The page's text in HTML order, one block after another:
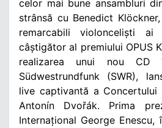
celor mai bune ansambluri
strânsă cu Benedict
remarcabili violonceliști
câștigător al premiului OPUS
realizarea unui nou CD
Südwestrundfunk (SWR),
live captivantă a
Antonín Dvořák. Prima
Internațional George